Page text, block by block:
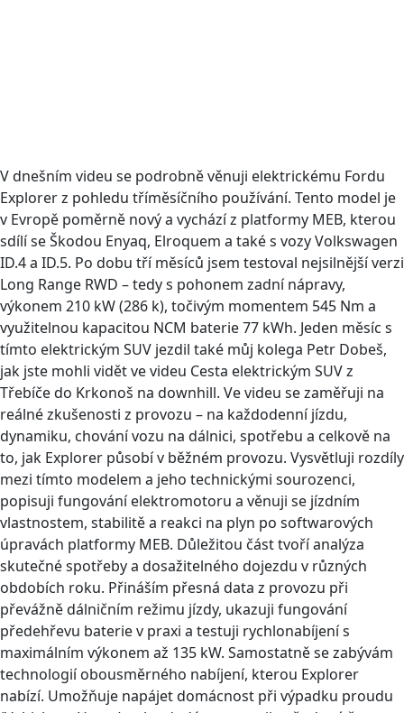
V dnešním videu se podrobně věnuji elektrickému Fordu
Explorer z pohledu tříměsíčního používání. Tento model je
v Evropě poměrně nový a vychází z platformy MEB, kterou
sdílí se Škodou Enyaq, Elroquem a také s vozy Volkswagen
ID.4 a ID.5. Po dobu tří měsíců jsem testoval nejsilnější verzi
Long Range RWD – tedy s pohonem zadní nápravy,
výkonem 210 kW (286 k), točivým momentem 545 Nm a
využitelnou kapacitou NCM baterie 77 kWh. Jeden měsíc s
tímto elektrickým SUV jezdil také můj kolega Petr Dobeš,
jak jste mohli vidět ve videu Cesta elektrickým SUV z
Třebíče do Krkonoš na downhill. Ve videu se zaměřuji na
reálné zkušenosti z provozu – na každodenní jízdu,
dynamiku, chování vozu na dálnici, spotřebu a celkově na
to, jak Explorer působí v běžném provozu. Vysvětluji rozdíly
mezi tímto modelem a jeho technickými sourozenci,
popisuji fungování elektromotoru a věnuji se jízdním
vlastnostem, stabilitě a reakci na plyn po softwarových
úpravách platformy MEB. Důležitou část tvoří analýza
skutečné spotřeby a dosažitelného dojezdu v různých
obdobích roku. Přináším přesná data z provozu při
převážně dálničním režimu jízdy, ukazuji fungování
předehřevu baterie v praxi a testuji rychlonabíjení s
maximálním výkonem až 135 kW. Samostatně se zabývám
technologií obousměrného nabíjení, kterou Explorer
nabízí. Umožňuje napájet domácnost při výpadku proudu